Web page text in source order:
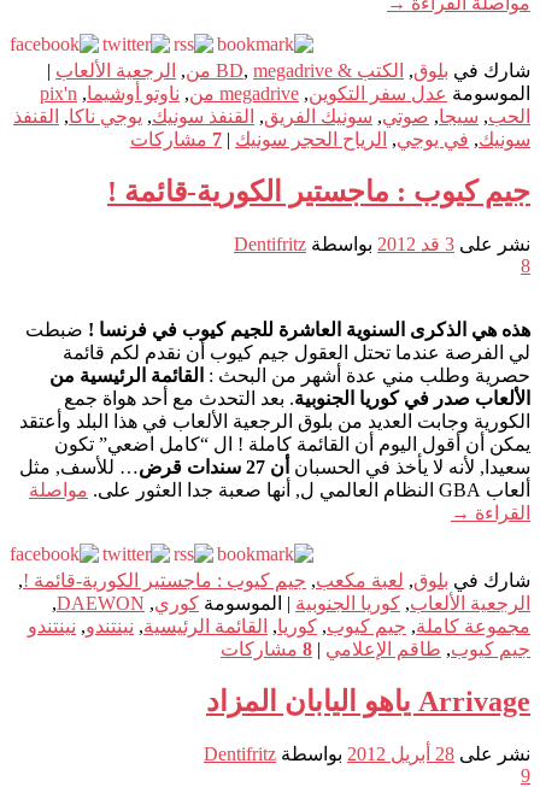
شارك في بلوق, الكتب & BD , megadrive من , الرجعية الألعاب |
الموسومة عدل سفر التكوين, megadrive من , ناوتو أوشيما,
pix'n
الحب, سيجا, صوتي, سونيك الفريق, القنفذ سونيك, يوجي ناكا, القنفذ
سونيك, في يوجي, الرياح الحجر سونيك |
7 مشاركات
جيم كيوب : ماجستير الكورية-قائمة !
نشر على 3 قد 2012 بواسطة Dentifritz
8
هذه هي الذكرى السنوية العاشرة للجيم كيوب في فرنسا ! ضبطت
لي الفرصة عندما تحتل العقول جيم كيوب أن نقدم لكم قائمة
حصرية وطلب مني عدة أشهر من البحث : القائمة الرئيسية من
الألعاب صدر في كوريا الجنوبية. بعد التحدث مع أحد هواة جمع
الكورية وجابت العديد من بلوق الرجعية الألعاب في هذا البلد وأعتقد
يمكن أن أقول اليوم أن القائمة كاملة ! ال “كامل اضعي” تكون
سعيدا, لأنه لا يأخذ في الحسبان أن 27 سندات قرض
… للأسف, مثل
ألعاب GBA النظام العالمي ل, أنها صعبة جدا العثور على.
مواصلة
القراءة →
شارك في بلوق, لعبة مكعب, جيم كيوب : ماجستير الكورية-قائمة !,
الرجعية الألعاب, كوريا الجنوبية | الموسومة كوري,
DAEWON
,
مجموعة كاملة, جيم كيوب, كوريا, القائمة الرئيسية, نينتندو, نينتندو
جيم كيوب, طاقم الإعلامي |
8 مشاركات
Arrivage ياهو اليابان المزاد
نشر على 28 أبريل 2012 بواسطة Dentifritz
9